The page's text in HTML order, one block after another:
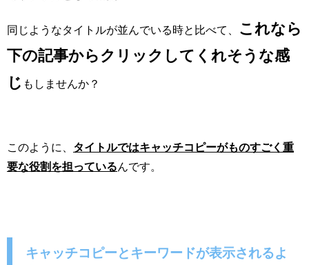
同じようなタイトルが並んでいる時と比べて、
これなら
下の記事からクリックしてくれそうな感
じ もしませんか？
このように、 タイトルではキャッチコピーがものすごく重
要な役割を担っているんです。
キャッチコピーとキーワードが表示されるよ